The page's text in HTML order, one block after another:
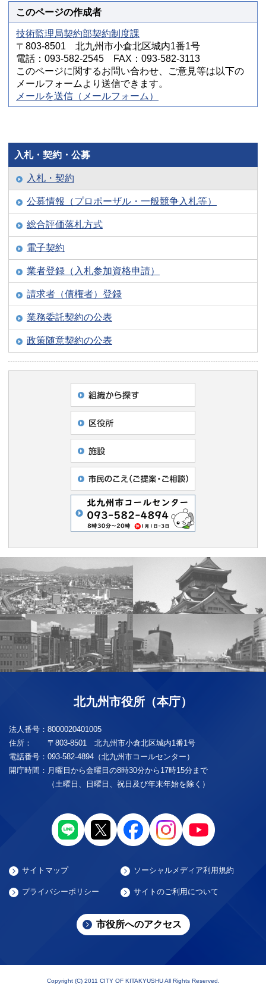
このページの作成者
技術監理局契約部契約制度課
〒803-8501 北九州市小倉北区城内1番1号
電話：093-582-2545 FAX：093-582-3113
このページに関するお問い合わせ、ご意見等は以下の
メールフォームより送信できます。
メールを送信（メールフォーム）
入札・契約・公募
入札・契約
公募情報（プロポーザル・一般競争入札等）
総合評価落札方式
電子契約
業者登録（入札参加資格申請）
請求者（債権者）登録
業務委託契約の公表
政策随意契約の公表
北九州市役所（本庁）
法人番号： 8000020401005
住所：
〒803-8501 北九州市小倉北区城内1番1号
電話番号： 093-582-4894（北九州市コールセンター）
開庁時間： 月曜日から金曜日の8時30分から17時15分まで
（土曜日、日曜日、祝日及び年末年始を除く）
サイトマップ ソーシャルメディア利用規約
プライバシーポリシー サイトのご利用について
市役所へのアクセス
Copyright (C) 2011 CITY OF KITAKYUSHU All Rights Reserved.